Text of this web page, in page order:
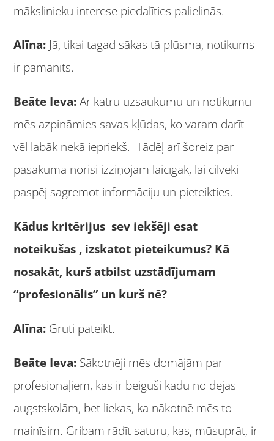
mākslinieku interese piedalīties palielinās.
Alīna: Jā, tikai tagad sākas tā plūsma, notikums
ir pamanīts.
Beāte Ieva:Ar katru uzsaukumu un notikumu
mēs azpināmies savas kļūdas, ko varam darīt
vēl labāk nekā iepriekš. Tādēļ arī šoreiz par
pasākuma norisi izziņojam laicīgāk, lai cilvēki
paspēj sagremot informāciju un pieteikties.
Kādus kritērijus sev iekšēji esat
noteikušas , izskatot pieteikumus? Kā
nosakāt, kurš atbilst uzstādījumam
“profesionālis” un kurš nē?
Alīna: Grūti pateikt.
Beāte Ieva: Sākotnēji mēs domājām par
profesionāļiem, kas ir beiguši kādu no dejas
augstskolām, bet liekas, ka nākotnē mēs to
mainīsim. Gribam rādīt saturu, kas, mūsuprāt, ir